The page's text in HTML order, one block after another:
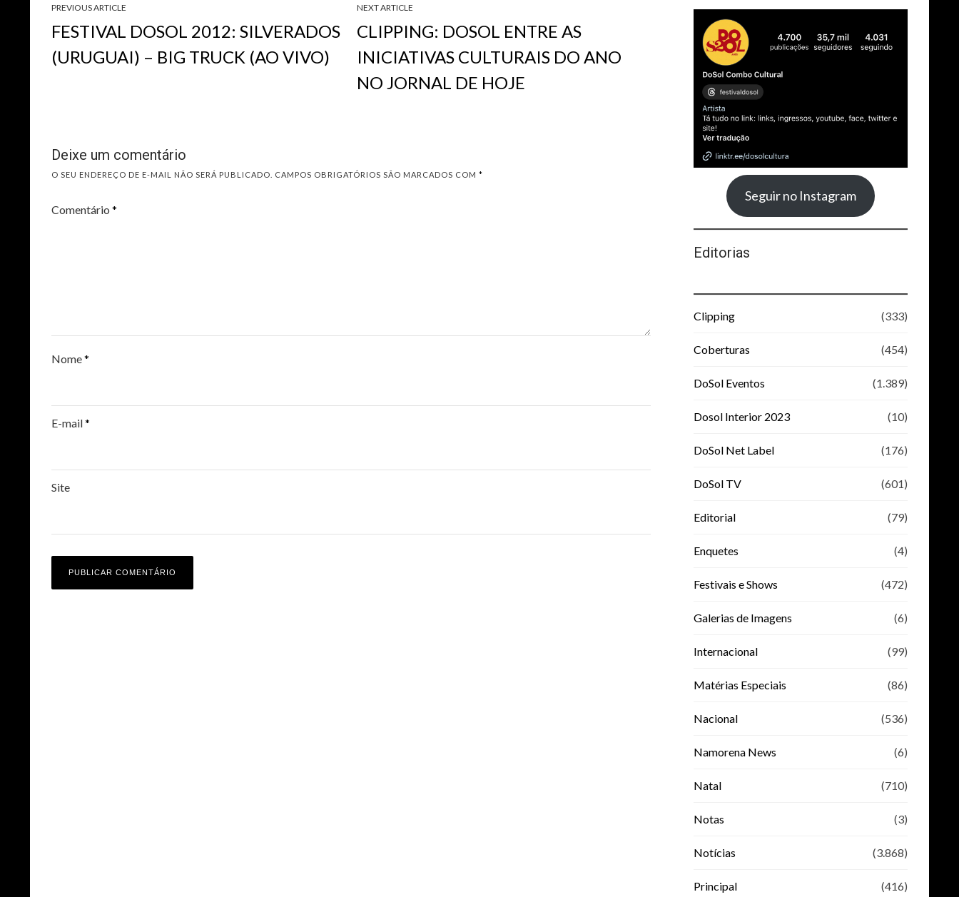
PREVIOUS ARTICLE
FESTIVAL DOSOL 2012: SILVERADOS
(URUGUAI) – BIG TRUCK (AO VIVO)
NEXT ARTICLE
CLIPPING: DOSOL ENTRE AS
INICIATIVAS CULTURAIS DO ANO
NO JORNAL DE HOJE
Deixe um comentário
O SEU ENDEREÇO DE E-MAIL NÃO SERÁ PUBLICADO. CAMPOS OBRIGATÓRIOS SÃO MARCADOS COM *
Comentário *
Nome*
E-mail*
Site
Seguir no Instagram
Editorias
Clipping (333)
Coberturas (454)
DoSol Eventos (1.389)
Dosol Interior 2023 (10)
DoSol Net Label (176)
DoSol TV (601)
Editorial (79)
Enquetes (4)
Festivais e Shows (472)
Galerias de Imagens (6)
Internacional (99)
Matérias Especiais (86)
Nacional (536)
Namorena News (6)
Natal (710)
Notas (3)
Notícias (3.868)
Principal (416)